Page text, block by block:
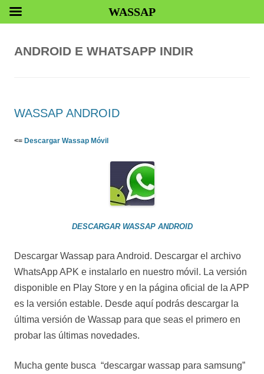
ANDROID E WHATSAPP INDIR
WASSAP ANDROID
<= Descargar Wassap Móvil
DESCARGAR WASSAP ANDROID
Descargar Wassap para Android. Descargar el archivo
WhatsApp APK e instalarlo en nuestro móvil. La versión
disponible en Play Store y en la página oficial de la APP
es la versión estable. Desde aquí podrás descargar la
última versión de Wassap para que seas el primero en
probar las últimas novedades.
Mucha gente busca “descargar wassap para samsung”
WASSAP